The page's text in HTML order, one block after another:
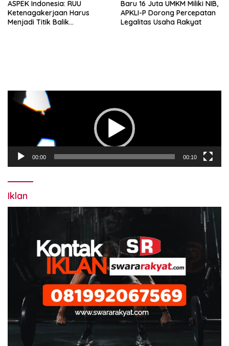
ASPEK Indonesia: RUU
Ketenagakerjaan Harus
Menjadi Titik Balik
Baru 16 Juta UMKM Miliki NIB,
APKLI-P Dorong Percepatan
Legalitas Usaha Rakyat
Pemutar
Video
00:00 00:10
Iklan